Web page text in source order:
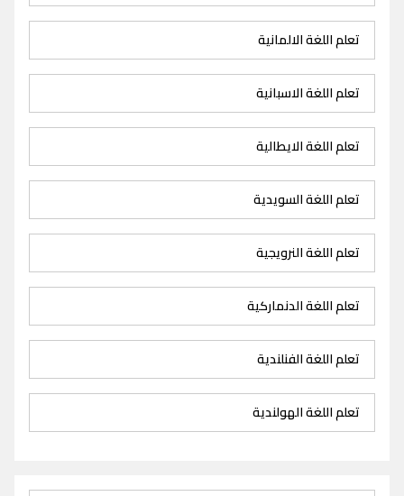
تعلم اللغة الالمانية
تعلم اللغة الاسبانية
تعلم اللغة الايطالية
تعلم اللغة السويدية
تعلم اللغة النرويجية
تعلم اللغة الدنماركية
تعلم اللغة الفنلندية
تعلم اللغة الهولندية